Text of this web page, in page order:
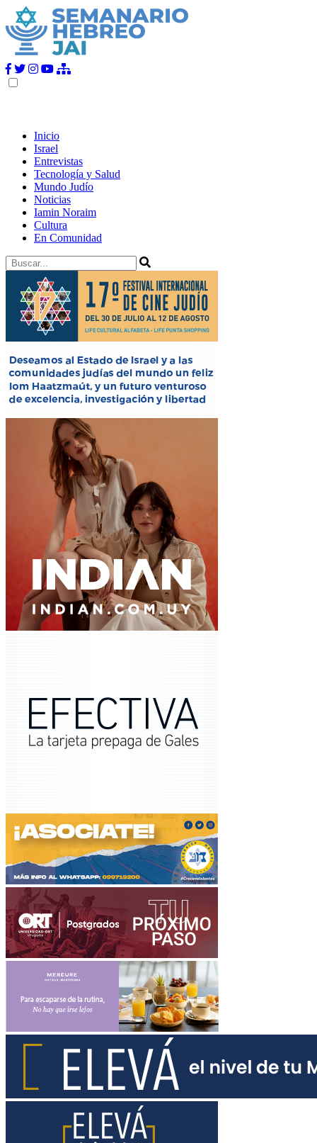
Inicio
Israel
Entrevistas
Tecnología y Salud
Mundo Judío
Noticias
Iamin Noraim
Cultura
En Comunidad